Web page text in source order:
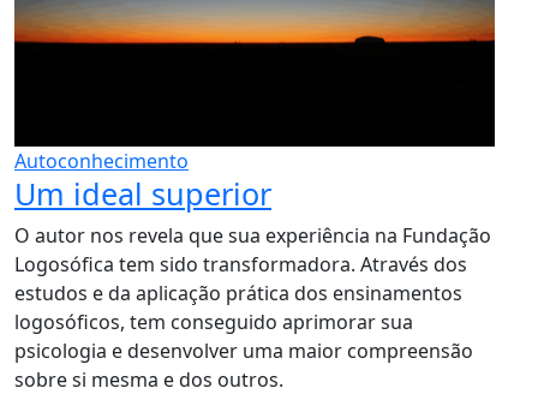
Autoconhecimento
Um ideal superior
O autor nos revela que sua experiência na Fundação
Logosófica tem sido transformadora. Através dos
estudos e da aplicação prática dos ensinamentos
logosóficos, tem conseguido aprimorar sua
psicologia e desenvolver uma maior compreensão
sobre si mesma e dos outros.